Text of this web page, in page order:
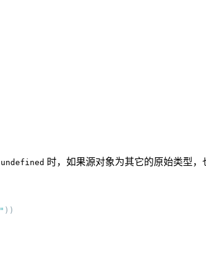
undefined 时，如果源对象为其它的原始类型，
"